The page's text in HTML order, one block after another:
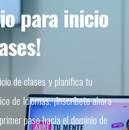
para inicio
de clases y planifica tu
de Idiomas. ¡Inscríbete ahora
paso hacia el dominio de